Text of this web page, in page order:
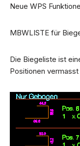
Neue WPS
MBWLISTE für
Die Biegeliste ist
Positionen